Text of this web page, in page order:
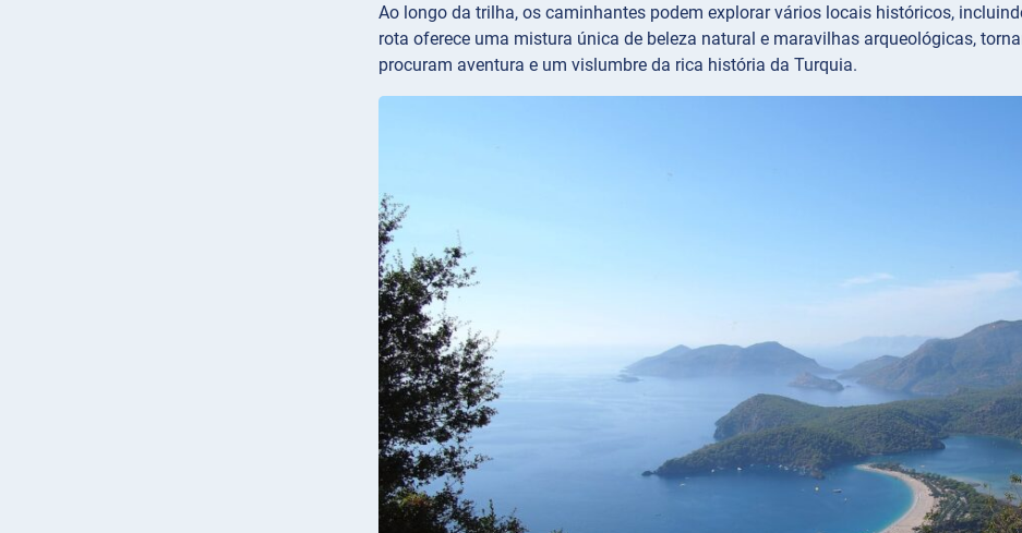
Ao longo da trilha, os caminhantes podem explorar vários locais históricos,
rota oferece uma mistura única de beleza natural e maravilhas arqueológicas,
procuram aventura e um vislumbre da rica história da Turquia.